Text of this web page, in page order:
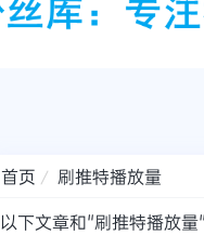
首页
刷推特播放量
以下文章和"刷推特播放量"